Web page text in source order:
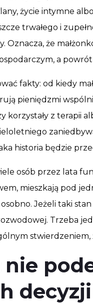
życie intymne
trwałego i
Oznacza, że
a powrót
fakty: od kiedy
pieniędzmi
korzystały z terapii
historia będzie
osób przez lata
mieszkają pod
Jeżeli taki
Trzeba
stwierdzeniem,
decyzji